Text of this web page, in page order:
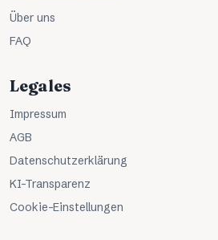
Über uns
FAQ
Legales
Impressum
AGB
Datenschutzerklärung
KI-Transparenz
Cookie-Einstellungen